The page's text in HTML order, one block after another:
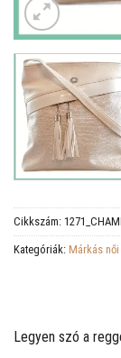
Cikkszám:
Kategóriák: Márkás női
Legyen szó a